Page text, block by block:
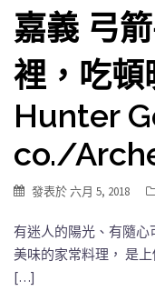
嘉義 弓
裡，吃頓
Hunter
co./
發表於六月 5, 2018
有迷人的陽光、有隨
美味的家常料理， 是
[…]